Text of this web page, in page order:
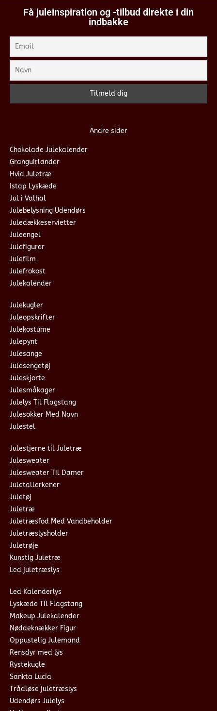
Få juleinspiration og -tilbud direkte i din
indbakke
Andre sider
Chokolade Julekalender
Granguirlander
Hvid Juletræ
Istap Lyskæde
Jul i Valhal
Julebelysning Udendørs
Juledækkeservietter
Juleengel
Julefigurer
Julefilm
Julefrokost
Julekalender
Julekugler
Juleopskrifter
Julekostume
Julepynt
Julesange
Julesengetøj
Juleskjorte
Julesmåkager
Julelys Til Flagstang
Julesokker Med Navn
Julestel
Julestjerne til Juletræ
Julesweater
Julesweater Til Damer
Juletallerkener
Juletøj
Juletræ
Juletræsfod Med Vandbeholder
Juletræslysholder
Juletrøje
Kunstig Juletræ
Led juletræslys
Led Kalenderlys
Lyskæde Til Flagstang
Makeup Julekalender
Nøddeknækker Figur
Oppustelig Julemand
Rensdyr med lys
Rystekugle
Sankta Lucia
Trådløse juletræslys
Udendørs Julelys